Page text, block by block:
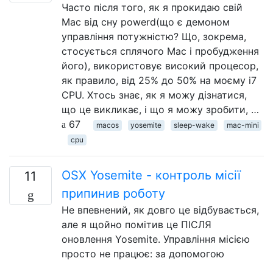
Часто після того, як я прокидаю свій
Mac від сну powerd(що є демоном
управління потужністю? Що, зокрема,
стосується сплячого Mac і пробудження
його), використовує високий процесор,
як правило, від 25% до 50% на моєму i7
CPU. Хтось знає, як я можу дізнатися,
що це викликає, і що я можу зробити, …
67
macos yosemite sleep-wake
mac-mini
cpu
11
OSX Yosemite - контроль місії
припинив роботу
Не впевнений, як довго це відбувається,
але я щойно помітив це ПІСЛЯ
оновлення Yosemite. Управління місією
просто не працює: за допомогою